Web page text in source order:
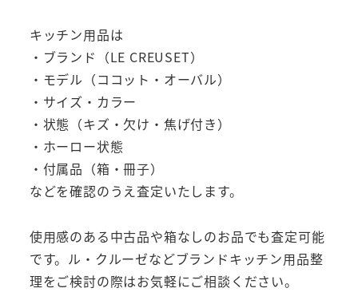
キッチン用品は
・ブランド（LE CREUSET）
・モデル（ココット・オーバル）
・サイズ・カラー
・状態（キズ・欠け・焦げ付き）
・ホーロー状態
・付属品（箱・冊子）
などを確認のうえ査定いたします。
使用感のある中古品や箱なしのお品でも査定可能
です。ル・クルーゼなどブランドキッチン用品整
理をご検討の際はお気軽にご相談ください。